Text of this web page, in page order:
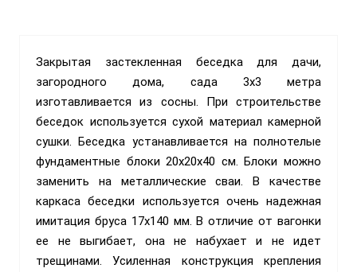
Закрытая застекленная беседка для дачи,
загородного дома, сада 3х3 метра
изготавливается из сосны. При строительстве
беседок используется сухой материал камерной
сушки. Беседка устанавливается на полнотелые
фундаментные блоки 20х20х40 см. Блоки можно
заменить на металлические сваи. В качестве
каркаса беседки используется очень надежная
имитация бруса 17х140 мм. В отличие от вагонки
ее не выгибает, она не набухает и не идет
трещинами. Усиленная конструкция крепления